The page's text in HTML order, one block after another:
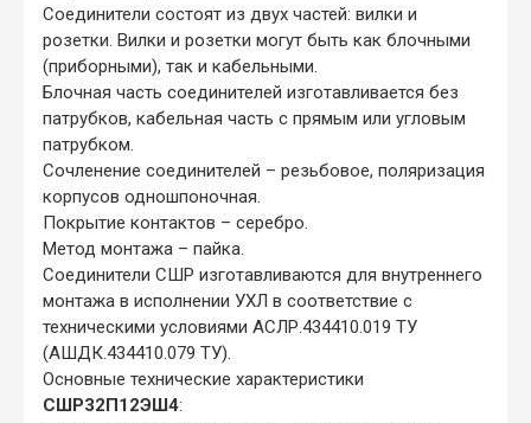
Соединители состоят из двух частей: вилки и
розетки. Вилки и розетки могут быть как блочными
(приборными), так и кабельными.
Блочная часть соединителей изготавливается без
патрубков, кабельная часть с прямым или угловым
патрубком.
Сочленение соединителей – резьбовое, поляризация
корпусов одношпоночная.
Покрытие контактов – серебро.
Метод монтажа – пайка.
Соединители СШР изготавливаются для внутреннего
монтажа в исполнении УХЛ в соответствие с
техническими условиями АСЛР.434410.019 ТУ
(АШДК.434410.079 ТУ).
Основные технические характеристики
СШР32П12ЭШ4: